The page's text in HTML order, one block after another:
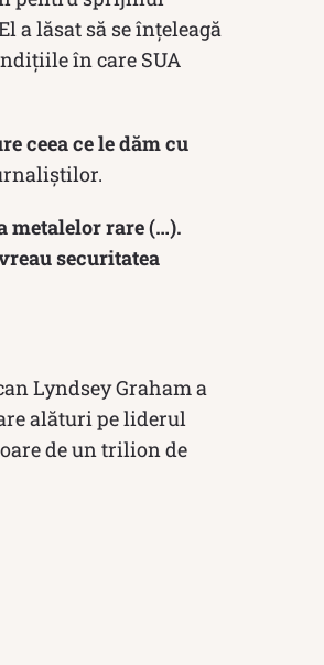
a lăsat să se înţeleagă
în care SUA
ceea ce le dăm cu
metalelor rare (…).
securitatea
Lyndsey Graham a
alături pe liderul
de un trilion de